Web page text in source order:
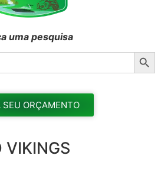
uma pesquisa
SEU ORÇAMENTO
VIKINGS